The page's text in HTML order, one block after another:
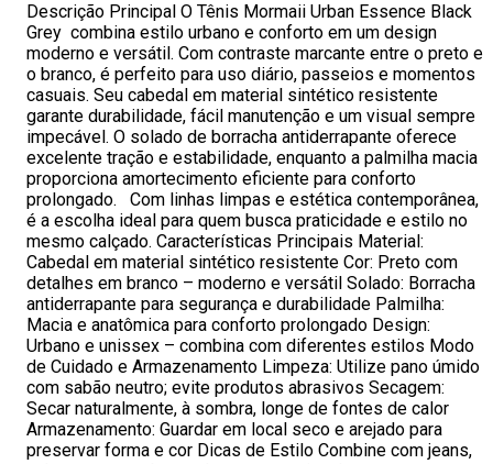
Descrição Principal O Tênis Mormaii Urban Essence Black
Grey combina estilo urbano e conforto em um design
moderno e versátil. Com contraste marcante entre o preto e
o branco, é perfeito para uso diário, passeios e momentos
casuais. Seu cabedal em material sintético resistente
garante durabilidade, fácil manutenção e um visual sempre
impecável. O solado de borracha antiderrapante oferece
excelente tração e estabilidade, enquanto a palmilha macia
proporciona amortecimento eficiente para conforto
prolongado. Com linhas limpas e estética contemporânea,
é a escolha ideal para quem busca praticidade e estilo no
mesmo calçado. Características Principais Material:
Cabedal em material sintético resistente Cor: Preto com
detalhes em branco – moderno e versátil Solado: Borracha
antiderrapante para segurança e durabilidade Palmilha:
Macia e anatômica para conforto prolongado Design:
Urbano e unissex – combina com diferentes estilos Modo
de Cuidado e Armazenamento Limpeza: Utilize pano úmido
com sabão neutro; evite produtos abrasivos Secagem:
Secar naturalmente, à sombra, longe de fontes de calor
Armazenamento: Guardar em local seco e arejado para
preservar forma e cor Dicas de Estilo Combine com jeans,